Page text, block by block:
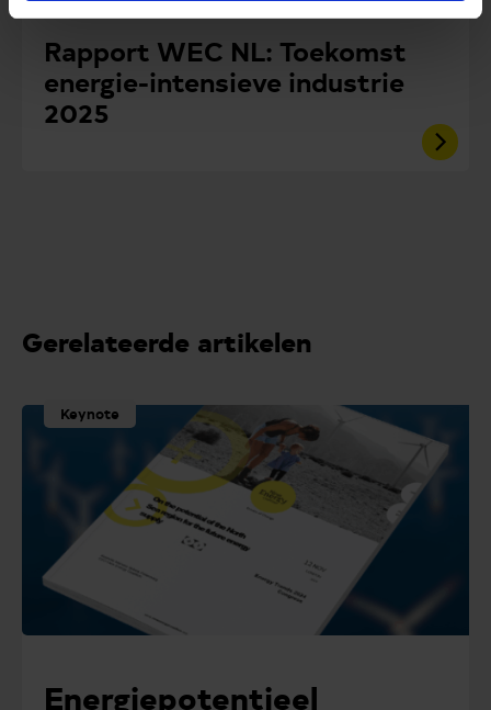
Rapport WEC NL: Toekomst
energie-intensieve industrie
2025
Gerelateerde artikelen
Keynote
Energiepotentieel